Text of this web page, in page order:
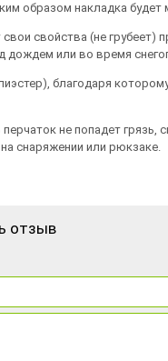
образом накладка будет
свойства (не грубеет)
дождем или во время
благодаря
не попадет
снаряжении или рюкзаке.
отзыв